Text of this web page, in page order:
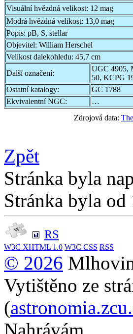
Visuální hvězdná velikost: 12 mag
Modrá hvězdná velikost: 13,0 mag
Popis: pB, S, stellar
Objevitel: William Herschel
Velikost dalekohledu: 45,7 cm
Další označení:
UGC 4905,
50, KCPG
Ostatní katalogy:
GC 1788
Ekvivalentní NGC:
…
Zdrojová data:
Zpět
Stránka byla
Stránka byla od
RS
W3C XHTML 1.0 W3C CSS RSS
© 2026
Vytištěno ze
(
Nahrávám...